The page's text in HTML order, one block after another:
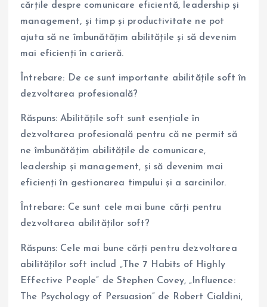
cărțile despre comunicare eficientă, leadership și
management, și timp și productivitate ne pot
ajuta să ne îmbunătățim abilitățile și să devenim
mai eficienți în carieră.
Întrebare: De ce sunt importante abilitățile soft în
dezvoltarea profesională?
Răspuns: Abilitățile soft sunt esențiale în
dezvoltarea profesională pentru că ne permit să
ne îmbunătățim abilitățile de comunicare,
leadership și management, și să devenim mai
eficienți în gestionarea timpului și a sarcinilor.
Întrebare: Ce sunt cele mai bune cărți pentru
dezvoltarea abilităților soft?
Răspuns: Cele mai bune cărți pentru dezvoltarea
abilităților soft includ „The 7 Habits of Highly
Effective People” de Stephen Covey, „Influence:
The Psychology of Persuasion” de Robert Cialdini,